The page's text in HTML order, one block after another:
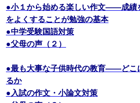
●小１から始める楽しい作文――成績
をよくすることが勉強の基本
●中学受験国語対策
●父母の声（２）
●最も大事な子供時代の教育――どこ
るか
●入試の作文・小論文対策